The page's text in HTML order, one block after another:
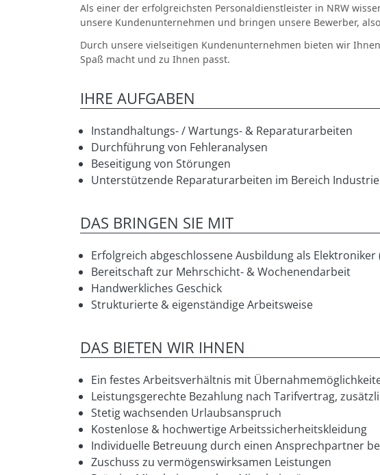
Als einer der erfolgreichsten Personaldienstleister in NRW
unsere Kundenunternehmen und bringen unsere Bewerber,
Durch unsere vielseitigen Kundenunternehmen bieten wir
Spaß macht und zu Ihnen passt.
IHRE AUFGABEN
Instandhaltungs- / Wartungs- & Reparaturarbeiten
Durchführung von Fehleranalysen
Beseitigung von Störungen
Unterstützende Reparaturarbeiten im Bereich
DAS BRINGEN SIE MIT
Erfolgreich abgeschlossene Ausbildung als
Bereitschaft zur Mehrschicht- & Wochenendarbeit
Handwerkliches Geschick
Strukturierte & eigenständige Arbeitsweise
DAS BIETEN WIR IHNEN
Ein festes Arbeitsverhältnis mit
Leistungsgerechte Bezahlung nach Tarifvertrag,
Stetig wachsenden Urlaubsanspruch
Kostenlose & hochwertige Arbeitssicherheitskleidung
Individuelle Betreuung durch einen Ansprechpartner
Zuschuss zu vermögenswirksamen Leistungen